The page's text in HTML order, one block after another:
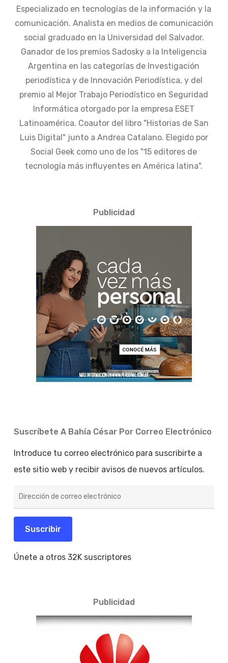
Especializado en tecnologías de la información y la
comunicación. Analista en medios de comunicación
social graduado en la Universidad del Salvador.
Ganador de los premios Sadosky a la Inteligencia
Argentina en las categorías de Investigación
periodística y de Innovación Periodística, y del
premio al Mejor Trabajo Periodístico en Seguridad
Informática otorgado por la empresa ESET
Latinoamérica. Coautor del libro "Historias de San
Luis Digital" junto a Andrea Catalano. Elegido por
Social Geek como uno de los "15 editores de
tecnología más influyentes en América latina".
Publicidad
Suscríbete A Bahía César Por Correo Electrónico
Introduce tu correo electrónico para suscribirte a
este sitio web y recibir avisos de nuevos artículos.
de
electrónico
Suscribir
Únete a otros 32K suscriptores
Publicidad